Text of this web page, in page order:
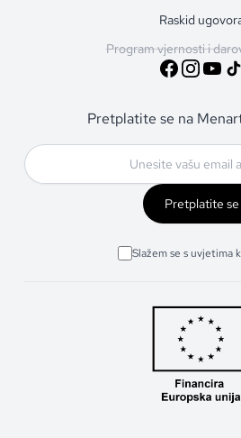
Raskid
Program vjernosti i
Pretplatite se na
Pretplatite se
Slažem se s uvjetima